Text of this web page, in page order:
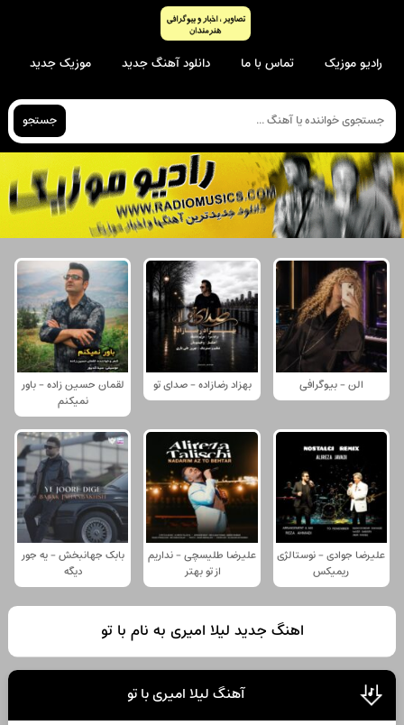
رادیو موزیک تماس با ما دانلود آهنگ جدید موزیک جدید
جستجو
الن - بیوگرافی بهزاد رضازاده - صدای تو
لقمان حسین زاده - باور
نمیکنم
علیرضا جوادی - نوستالژی
ریمیکس
علیرضا طلیسچی - نداریم
از تو بهتر
بابک جهانبخش - یه جور
دیگه
اهنگ جدید لیلا امیری به نام با تو
آهنگ لیلا امیری با تو